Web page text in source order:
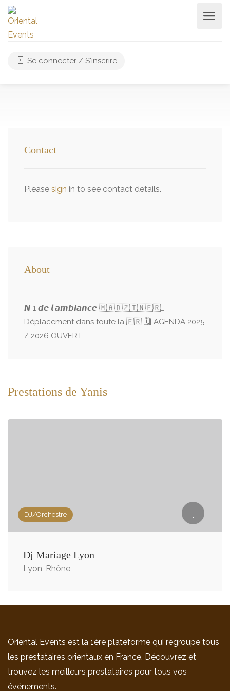
Se connecter / S'inscrire
Contact
Please sign in to see contact details.
About
𝙉 1 𝙙𝙚 𝙡’𝙖𝙢𝙗𝙞𝙖𝙣𝙘𝙚 🇲🇦🇩🇿🇹🇳🇫🇷…
Déplacement dans toute la 🇫🇷 🗓️| AGENDA 2025
/ 2026 OUVERT
Prestations de Yanis
DJ/Orchestre
Dj Mariage Lyon
Lyon, Rhône
Oriental Events est la 1ère plateforme qui regroupe tous
les prestataires orientaux en France. Découvrez et
trouvez les meilleurs prestataires pour tous vos
événements.